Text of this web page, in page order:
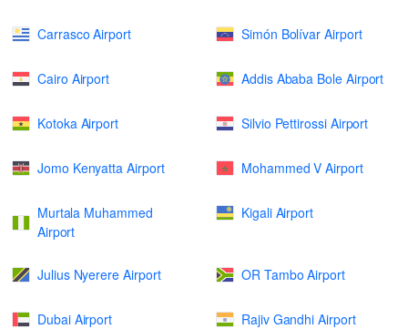
Carrasco Airport Simón Bolívar Airport
Cairo Airport Addis Ababa Bole Airport
Kotoka Airport Silvio Pettirossi Airport
Jomo Kenyatta Airport Mohammed V Airport
Murtala Muhammed
Airport
Kigali Airport
Julius Nyerere Airport OR Tambo Airport
Dubai Airport Rajiv Gandhi Airport